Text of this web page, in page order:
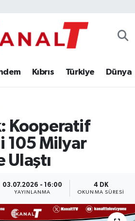
Kıbrıs Türkiye Dünya
Kooperatif
105 Milyar
Ulaştı
03.07.2026 - 16:00
YAYINLANMA
4 DK
OKUNMA SÜRESI